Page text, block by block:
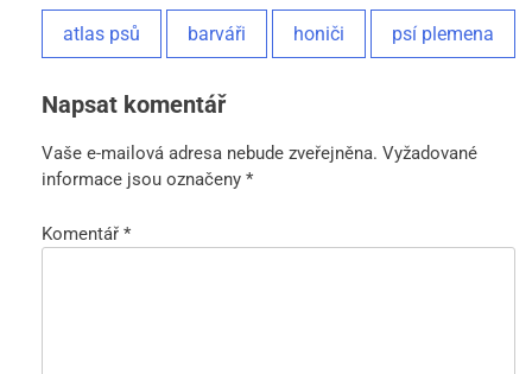
atlas psů barváři honiči psí plemena
Napsat komentář
Vaše e-mailová adresa nebude zveřejněna. Vyžadované
informace jsou označeny *
Komentář *